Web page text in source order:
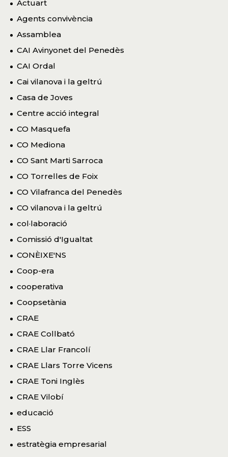
Actuart
Agents convivència
Assamblea
CAI Avinyonet del Penedès
CAI Ordal
Cai vilanova i la geltrú
Casa de Joves
Centre acció integral
CO Masquefa
CO Mediona
CO Sant Marti Sarroca
CO Torrelles de Foix
CO Vilafranca del Penedès
CO vilanova i la geltrú
col·laboració
Comissió d'Igualtat
CONÈIXE'NS
Coop-era
cooperativa
Coopsetània
CRAE
CRAE Collbató
CRAE Llar Francolí
CRAE Llars Torre Vicens
CRAE Toni Inglès
CRAE Vilobí
educació
ESS
estratègia empresarial